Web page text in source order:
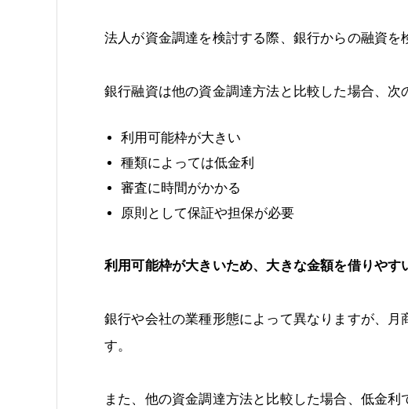
法人が資金調達を検討する際、銀行からの融資を
銀行融資は他の資金調達方法と比較した場合、次
利用可能枠が大きい
種類によっては低金利
審査に時間がかかる
原則として保証や担保が必要
利用可能枠が大きいため、大きな金額を借りやす
銀行や会社の業種形態によって異なりますが、
す。
また、他の資金調達方法と比較した場合、低金利